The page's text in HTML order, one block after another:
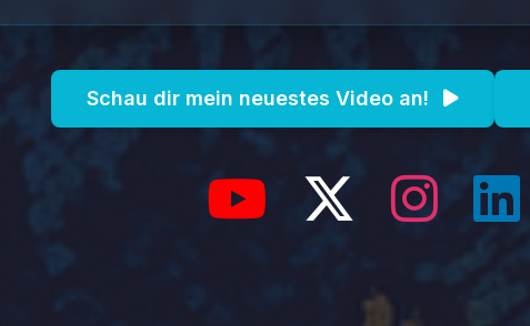
Schau dir mein neuestes Video an!